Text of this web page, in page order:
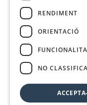
RENDIMENT
ORIENTACIÓ
NO